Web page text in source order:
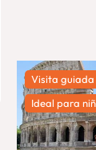
Visita guiada
Ideal para